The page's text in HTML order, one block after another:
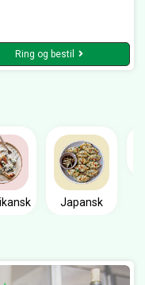
Ring og bestil
Japansk